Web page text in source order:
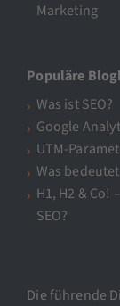
Marketing
Populäre
Was ist SEO?
Google
UTM-
Was
H1, H2 &
SEO?
Die führende